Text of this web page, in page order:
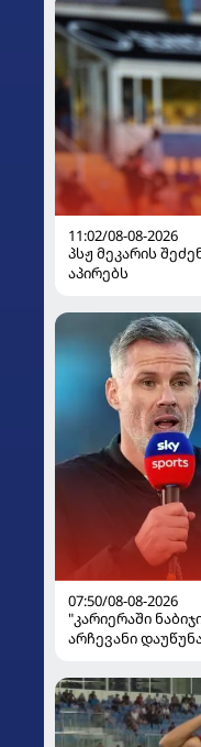
11:02/08-08-2026
პსჟ მეკარის
აპირებს
07:50/08-08-2026
"კარიერაში
არჩევანი